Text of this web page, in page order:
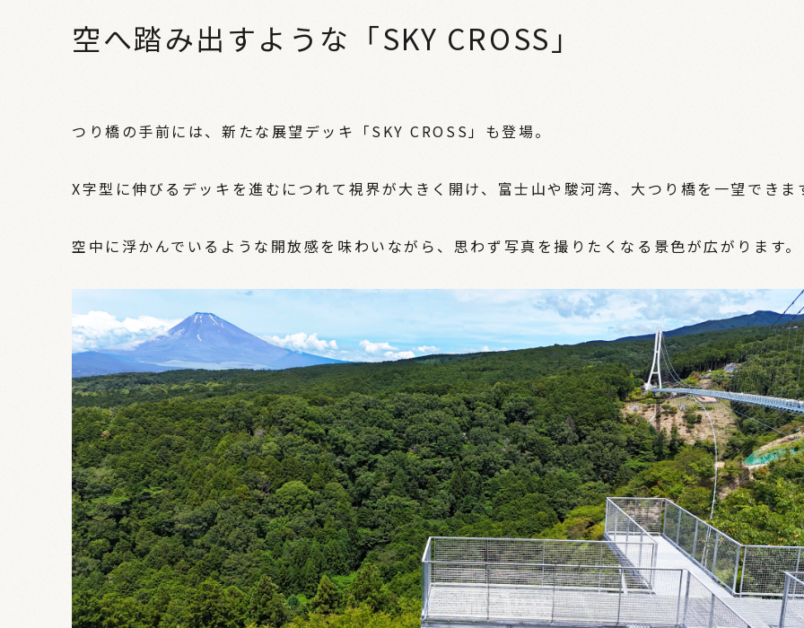
空へ踏み出すような「SKY CROSS」
つり橋の手前には、新たな展望デッキ「SKY CROSS」も登場。
X字型に伸びるデッキを進むにつれて視界が大きく開け、富士山や駿河湾、大つり橋を一望できま
空中に浮かんでいるような開放感を味わいながら、思わず写真を撮りたくなる景色が広がります。